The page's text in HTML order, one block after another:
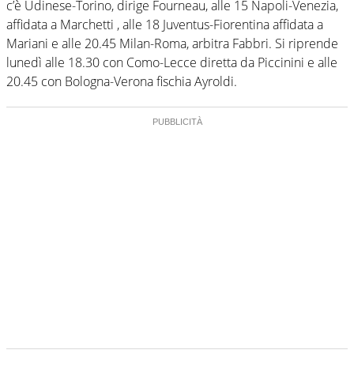
c’è Udinese-Torino, dirige Fourneau, alle 15 Napoli-Venezia,
affidata a Marchetti , alle 18 Juventus-Fiorentina affidata a
Mariani e alle 20.45 Milan-Roma, arbitra Fabbri. Si riprende
lunedì alle 18.30 con Como-Lecce diretta da Piccinini e alle
20.45 con Bologna-Verona fischia Ayroldi.